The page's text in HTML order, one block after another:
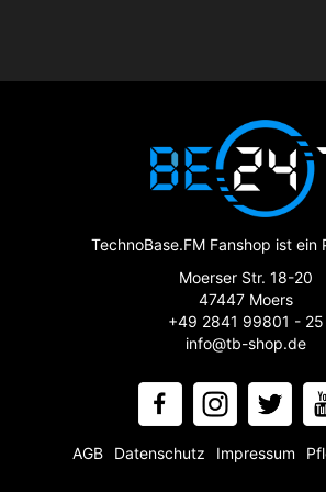
TechnoBase.FM Fanshop ist ein
Moerser Str. 18-20
47447 Moers
+49 2841 99801 - 25
info@tb-shop.de
AGB Datenschutz Impressum